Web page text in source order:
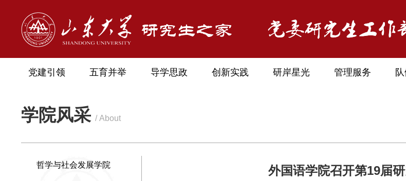
党建引领 五育并举 导学思政 创新实践 研岸星光 管理服务
学院风采 / About
哲学与社会发展学院 外国语学院召开第19届